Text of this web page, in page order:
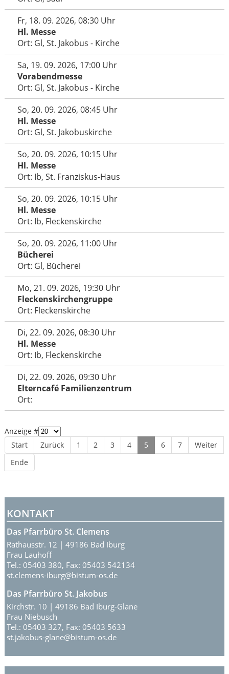
Fr, 18. 09. 2026, 08:30 Uhr
Hl. Messe
Ort: Gl, St. Jakobus - Kirche
Sa, 19. 09. 2026, 17:00 Uhr
Vorabendmesse
Ort: Gl, St. Jakobus - Kirche
So, 20. 09. 2026, 08:45 Uhr
Hl. Messe
Ort: Gl, St. Jakobuskirche
So, 20. 09. 2026, 10:15 Uhr
Hl. Messe
Ort: Ib, St. Franziskus-Haus
So, 20. 09. 2026, 10:15 Uhr
Hl. Messe
Ort: Ib, Fleckenskirche
So, 20. 09. 2026, 11:00 Uhr
Bücherei
Ort: Gl, Bücherei
Mo, 21. 09. 2026, 19:30 Uhr
Fleckenskirchengruppe
Ort: Fleckenskirche
Di, 22. 09. 2026, 08:30 Uhr
Hl. Messe
Ort: Ib, Fleckenskirche
Di, 22. 09. 2026, 09:30 Uhr
Elterncafé Familienzentrum
Ort:
Anzeige #
Start
Zurück 1 2 3 4 5 6 7
Weiter
Ende
KONTAKT
Das Pfarrbüro St. Clemens
Rathausstr. 12 | 49186 Bad Iburg
Frau Lauhoff
Tel.: 05403 380, Fax: 05403 542134
st.clemens-iburg@bistum-os.de
Das Pfarrbüro St. Jakobus
Kirchstr. 10 | 49186 Bad Iburg-Glane
Frau Niebusch
Tel.: 05403 327, Fax: 05403 5633
st.jakobus-glane@bistum-os.de